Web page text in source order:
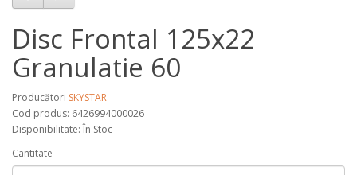
Disc Frontal 125x22
Granulatie 60
Producători SKYSTAR
Cod produs: 6426994000026
Disponibilitate: În Stoc
Cantitate